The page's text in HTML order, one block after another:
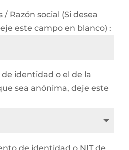
Razón social (Si desea
este campo en blanco) :
identidad o el de la
sea anónima, deje este